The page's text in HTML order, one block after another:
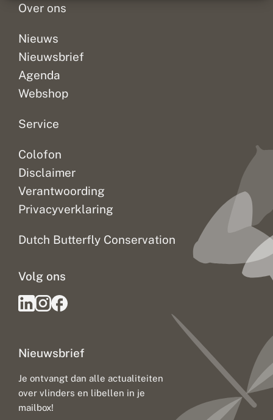
Over ons
Nieuws
Nieuwsbrief
Agenda
Webshop
Service
Colofon
Disclaimer
Verantwoording
Privacyverklaring
Dutch Butterfly Conservation
Nieuwsbrief
Je ontvangt dan alle actualiteiten
over vlinders en libellen in je
mailbox!
Volg ons